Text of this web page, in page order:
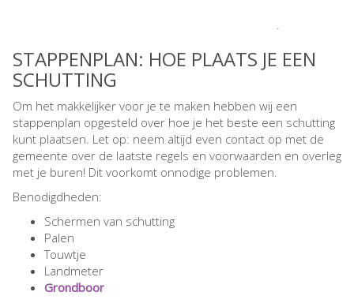
STAPPENPLAN: HOE PLAATS JE EEN
SCHUTTING
Om het makkelijker voor je te maken hebben wij een
stappenplan opgesteld over hoe je het beste een schutting
kunt plaatsen. Let op: neem altijd even contact op met de
gemeente over de laatste regels en voorwaarden en overleg
met je buren! Dit voorkomt onnodige problemen.
Benodigdheden:
Schermen van schutting
Palen
Touwtje
Landmeter
Grondboor